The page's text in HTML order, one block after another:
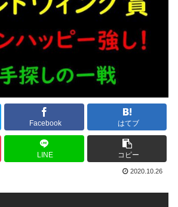
Facebook はてブ
LINE コピー
2020.10.26